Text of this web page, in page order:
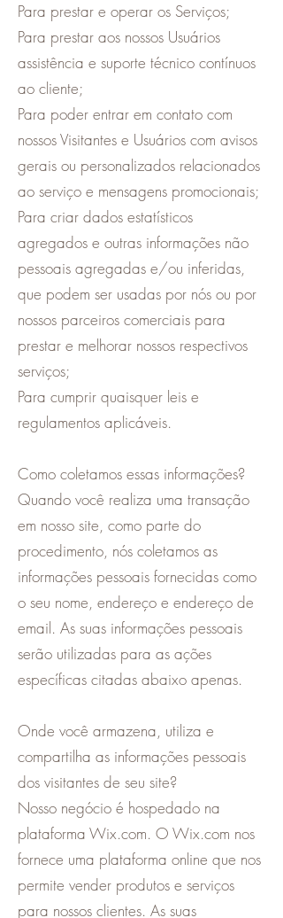
Para prestar e operar os Serviços;
Para prestar aos nossos Usuários
assistência e suporte técnico contínuos
ao cliente;
Para poder entrar em contato com
nossos Visitantes e Usuários com avisos
gerais ou personalizados relacionados
ao serviço e mensagens promocionais;
Para criar dados estatísticos
agregados e outras informações não
pessoais agregadas e/ou inferidas,
que podem ser usadas por nós ou por
nossos parceiros comerciais para
prestar e melhorar nossos respectivos
serviços;
Para cumprir quaisquer leis e
regulamentos aplicáveis.
Como coletamos essas informações?
Quando você realiza uma transação
em nosso site, como parte do
procedimento, nós coletamos as
informações pessoais fornecidas como
o seu nome, endereço e endereço de
email. As suas informações pessoais
serão utilizadas para as ações
específicas citadas abaixo apenas.
Onde você armazena, utiliza e
compartilha as informações pessoais
dos visitantes de seu site?
Nosso negócio é hospedado na
plataforma Wix.com. O Wix.com nos
fornece uma plataforma online que nos
permite vender produtos e serviços
para nossos clientes. As suas